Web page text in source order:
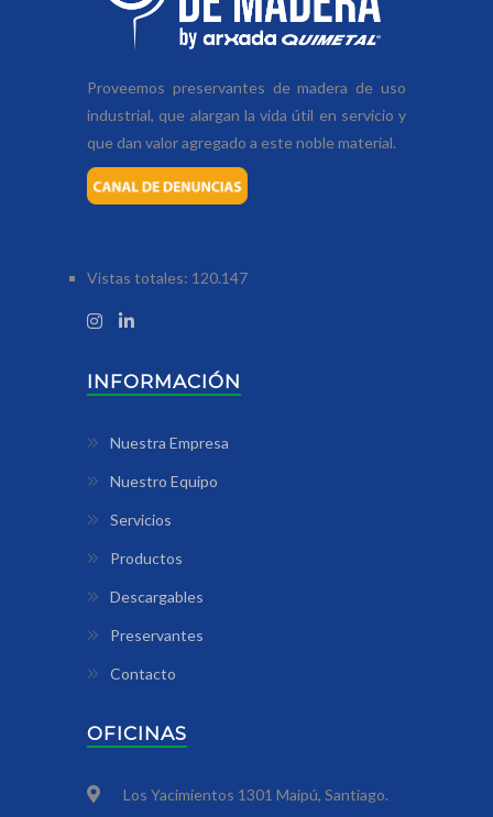
Proveemos preservantes de madera de uso
industrial, que alargan la vida útil en servicio y
que dan valor agregado a este noble material.
Vistas totales: 120.147
INFORMACIÓN
Nuestra Empresa
Nuestro Equipo
Servicios
Productos
Descargables
Preservantes
Contacto
OFICINAS
Los Yacimientos 1301 Maipú, Santiago.